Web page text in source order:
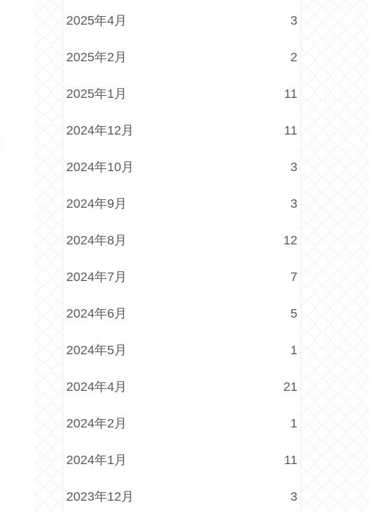
2025年4月 3
2025年2月 2
2025年1月 11
2024年12月 11
2024年10月 3
2024年9月 3
2024年8月 12
2024年7月 7
2024年6月 5
2024年5月 1
2024年4月 21
2024年2月 1
2024年1月 11
2023年12月 3